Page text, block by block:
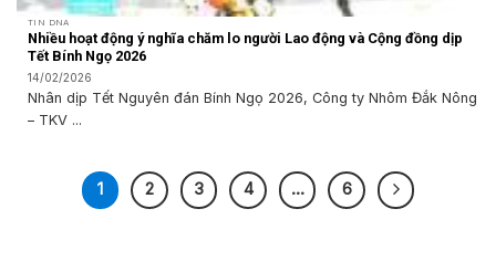
TIN DNA
Nhiều hoạt động ý nghĩa chăm lo người Lao động và Cộng đồng dịp
Tết Bính Ngọ 2026
14/02/2026
Nhân dịp Tết Nguyên đán Bính Ngọ 2026, Công ty Nhôm Đắk Nông
– TKV ...
1 2 3 4 … 6